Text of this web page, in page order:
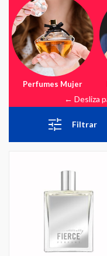
Perfumes Mujer
Filtrar